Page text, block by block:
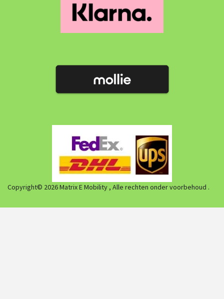
Copyright© 2026 Matrix E Mobility , Alle rechten onder voorbehoud .